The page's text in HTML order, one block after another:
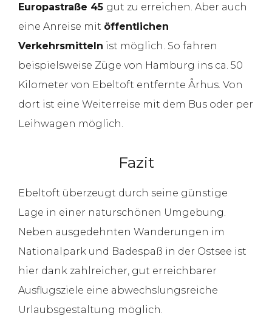
Europastraße 45 gut zu erreichen. Aber auch
eine Anreise mit öffentlichen
Verkehrsmitteln ist möglich. So fahren
beispielsweise Züge von Hamburg ins ca. 50
Kilometer von Ebeltoft entfernte Århus. Von
dort ist eine Weiterreise mit dem Bus oder per
Leihwagen möglich.
Fazit
Ebeltoft überzeugt durch seine günstige
Lage in einer naturschönen Umgebung.
Neben ausgedehnten Wanderungen im
Nationalpark und Badespaß in der Ostsee ist
hier dank zahlreicher, gut erreichbarer
Ausflugsziele eine abwechslungsreiche
Urlaubsgestaltung möglich.